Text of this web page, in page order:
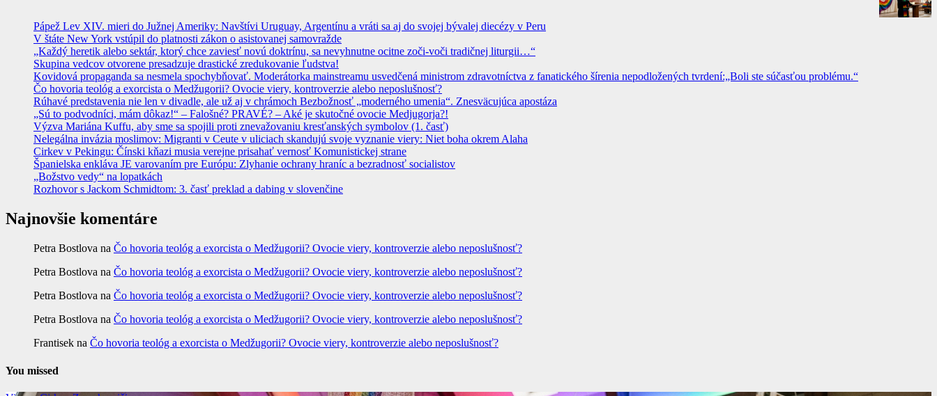
Pápež Lev XIV. mieri do Južnej Ameriky: Navštívi Uruguay, Argentínu a vráti sa aj do svojej bývalej diecézy v Peru
V štáte New York vstúpil do platnosti zákon o asistovanej samovražde
„Každý heretik alebo sektár, ktorý chce zaviesť novú doktrínu, sa nevyhnutne ocitne zoči-voči tradičnej liturgii…“
Skupina vedcov otvorene presadzuje drastické zredukovanie ľudstva!
Kovidová propaganda sa nesmela spochybňovať. Moderátorka mainstreamu usvedčená ministrom zdravotníctva z fanatického šírenia nepodložených tvrdení:„Boli ste súčasťou problému.“
Čo hovoria teológ a exorcista o Medžugorii? Ovocie viery, kontroverzie alebo neposlušnosť?
Rúhavé predstavenia nie len v divadle, ale už aj v chrámoch Bezbožnosť „moderného umenia“. Znesväcujúca apostáza
„Sú to podvodníci, mám dôkaz!“ – Falošné? PRAVÉ? – Aké je skutočné ovocie Medjugorja?!
Výzva Mariána Kuffu, aby sme sa spojili proti znevažovaniu kresťanských symbolov (1. časť)
Nelegálna invázia moslimov: Migranti v Ceute v uliciach skandujú svoje vyznanie viery: Niet boha okrem Alaha
Cirkev v Pekingu: Čínski kňazi musia verejne prisahať vernosť Komunistickej strane
Španielska enkláva JE varovaním pre Európu: Zlyhanie ochrany hraníc a bezradnosť socialistov
„Božstvo vedy“ na lopatkách
Rozhovor s Jackom Schmidtom: 3. časť preklad a dabing v slovenčine
Najnovšie komentáre
Petra Bostlova na Čo hovoria teológ a exorcista o Medžugorii? Ovocie viery, kontroverzie alebo neposlušnosť?
Petra Bostlova na Čo hovoria teológ a exorcista o Medžugorii? Ovocie viery, kontroverzie alebo neposlušnosť?
Petra Bostlova na Čo hovoria teológ a exorcista o Medžugorii? Ovocie viery, kontroverzie alebo neposlušnosť?
Petra Bostlova na Čo hovoria teológ a exorcista o Medžugorii? Ovocie viery, kontroverzie alebo neposlušnosť?
Frantisek na Čo hovoria teológ a exorcista o Medžugorii? Ovocie viery, kontroverzie alebo neposlušnosť?
You missed